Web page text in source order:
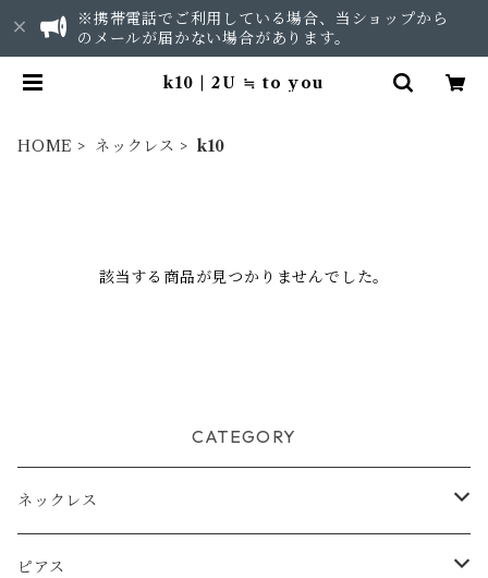
※携帯電話でご利用している場合、当ショップから
のメールが届かない場合があります。
k10 | 2U ≒ to you
HOME ネックレス k10
該当する商品が見つかりませんでした。
CATEGORY
ネックレス
Ｋ14ｇｆ（ゴールドフィルド）
ピアス